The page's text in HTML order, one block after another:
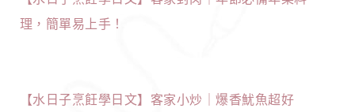
理，簡單易上手！
【水日子烹飪學日文】客家小炒｜爆香魷魚超好